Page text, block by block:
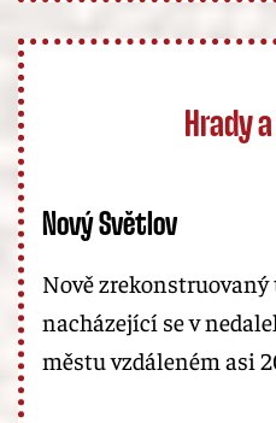
Hrady
Nový Světlov
Nově
nacházející se v
městu vzdáleném asi